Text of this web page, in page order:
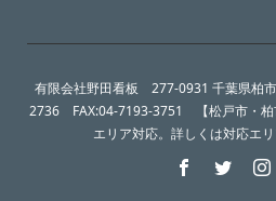
有限会社野田看板 277-0931 千葉県柏
2736 FAX:04-7193-3751 【松戸市・柏
エリア対応。詳しくは対応エ